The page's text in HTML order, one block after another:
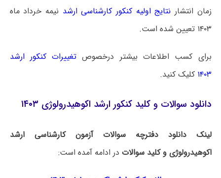
زمان انتشار نتایج اولیه کنکور کارشناسی ارشد نیمه خرداد ماه
۱۴۰۳ تعیین شده است.
برای کسب اطلاعات بیشتر درخصوص تغییرات کنکور ارشد
۱۴۰۳ کلیک کنید.
دانلود سوالات و کلید کنکور ارشد اکوهیدرولوژی ۱۴۰۳
لینک دانلود دفترچه سوالات آزمون کارشناسی ارشد
اکوهیدرولوژی و کلید سوالات در ادامه آمده است: